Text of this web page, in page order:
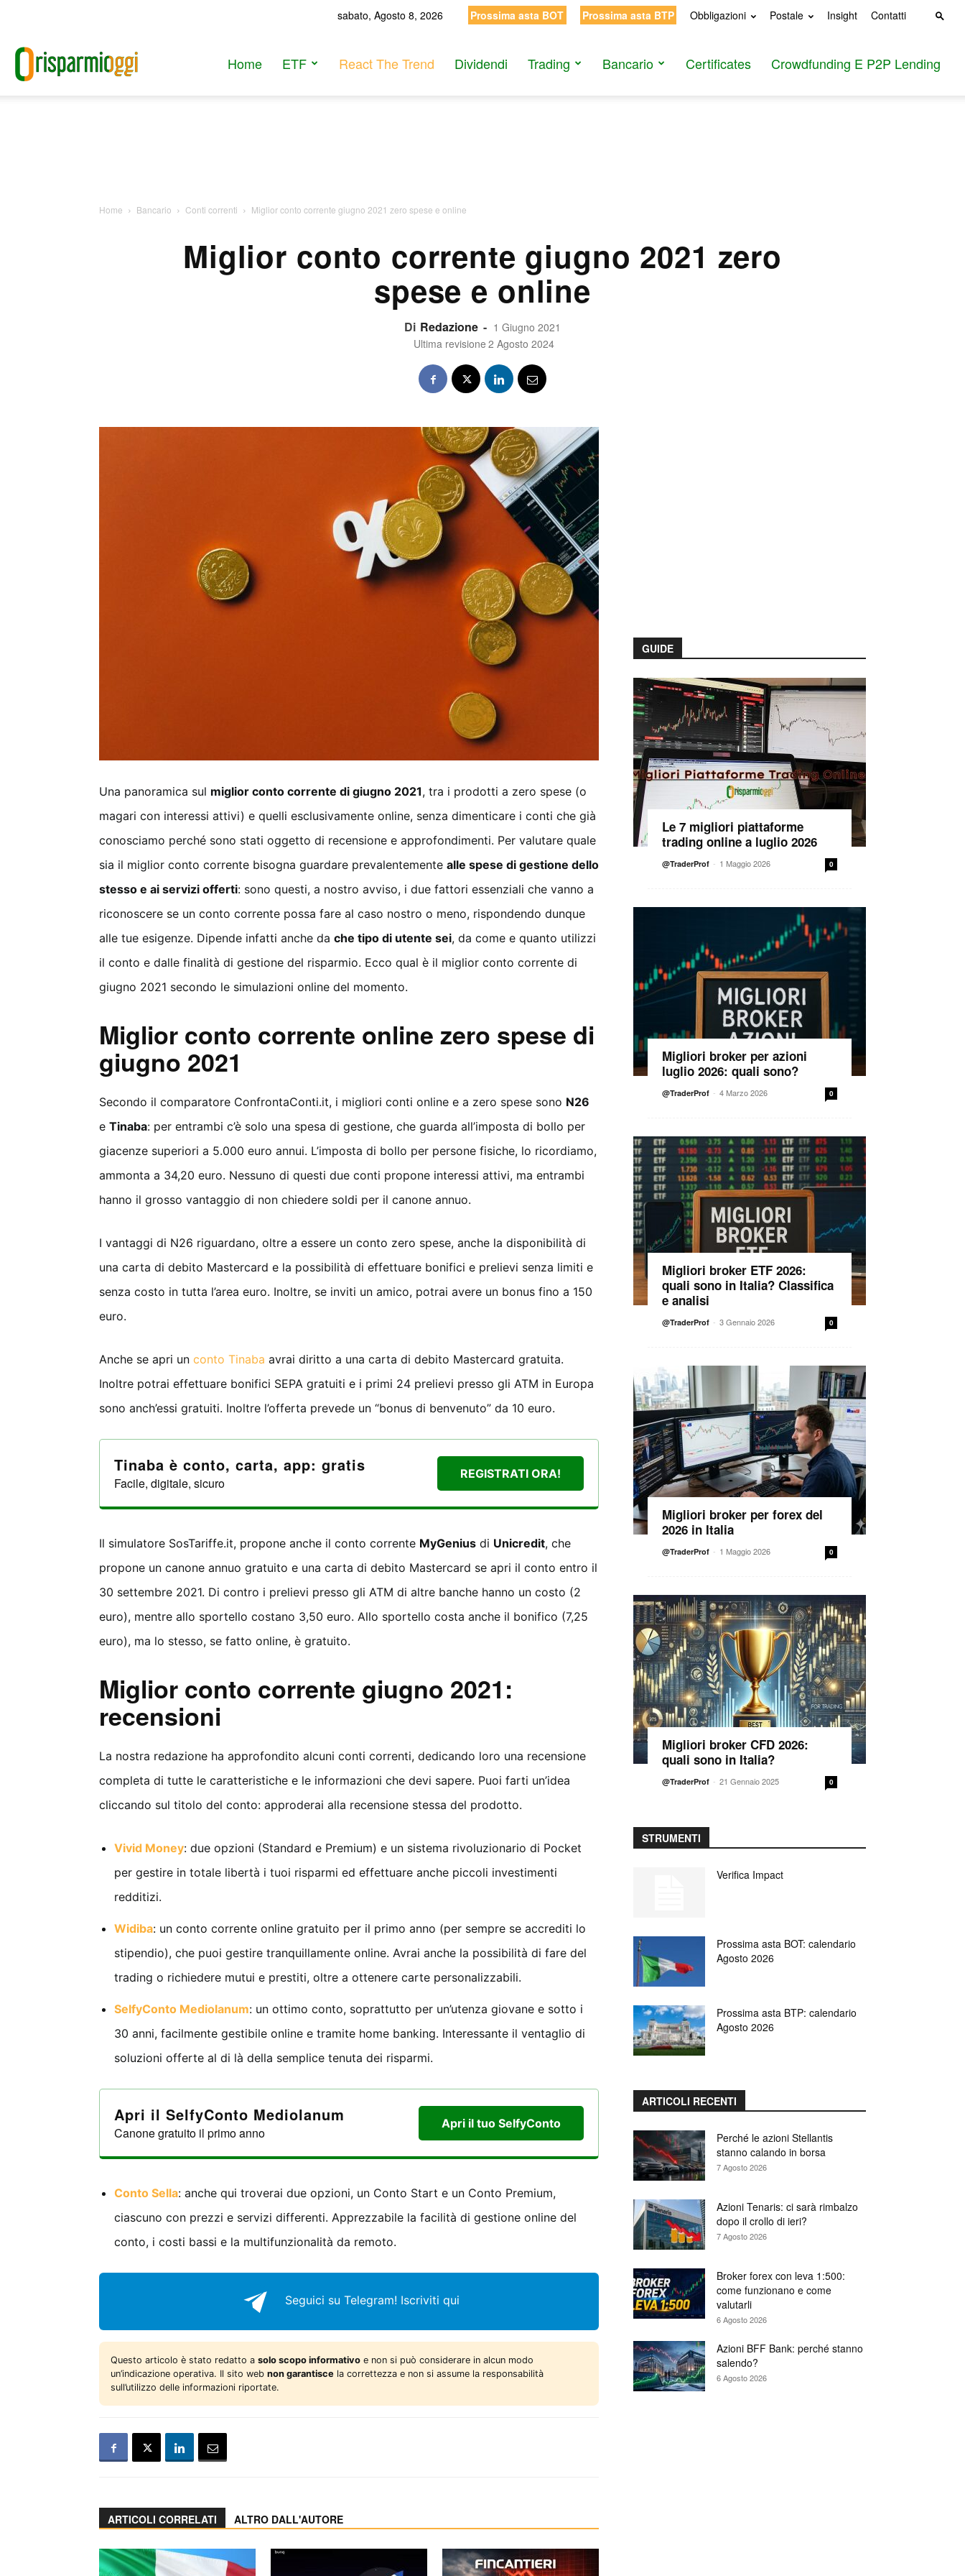
sabato, Agosto 8, 2026 Prossima asta BOT Prossima asta BTP Obbligazioni Postale Insight Contatti
Home ETF React The Trend Dividendi Trading Bancario Certificates Crowdfunding E P2P Lending
Home Bancario Conti correnti Miglior conto corrente giugno 2021 zero spese e online
Miglior conto corrente giugno 2021 zero
spese e online
Di Redazione - 1 Giugno 2021
Ultima revisione 2 Agosto 2024
Una panoramica sul miglior conto corrente di giugno 2021, tra i prodotti a zero spese (o
magari con interessi attivi) e quelli esclusivamente online, senza dimenticare i conti che già
conosciamo perché sono stati oggetto di recensione e approfondimenti. Per valutare quale
sia il miglior conto corrente bisogna guardare prevalentemente alle spese di gestione dello
stesso e ai servizi offerti: sono questi, a nostro avviso, i due fattori essenziali che vanno a
riconoscere se un conto corrente possa fare al caso nostro o meno, rispondendo dunque
alle tue esigenze. Dipende infatti anche da che tipo di utente sei, da come e quanto utilizzi
il conto e dalle finalità di gestione del risparmio. Ecco qual è il miglior conto corrente di
giugno 2021 secondo le simulazioni online del momento.
Miglior conto corrente online zero spese di
giugno 2021
Secondo il comparatore ConfrontaConti.it, i migliori conti online e a zero spese sono N26
e Tinaba: per entrambi c’è solo una spesa di gestione, che guarda all’imposta di bollo per
giacenze superiori a 5.000 euro annui. L’imposta di bollo per persone fisiche, lo ricordiamo,
ammonta a 34,20 euro. Nessuno di questi due conti propone interessi attivi, ma entrambi
hanno il grosso vantaggio di non chiedere soldi per il canone annuo.
I vantaggi di N26 riguardano, oltre a essere un conto zero spese, anche la disponibilità di
una carta di debito Mastercard e la possibilità di effettuare bonifici e prelievi senza limiti e
senza costo in tutta l’area euro. Inoltre, se inviti un amico, potrai avere un bonus fino a 150
euro.
Anche se apri un conto Tinaba avrai diritto a una carta di debito Mastercard gratuita.
Inoltre potrai effettuare bonifici SEPA gratuiti e i primi 24 prelievi presso gli ATM in Europa
sono anch’essi gratuiti. Inoltre l’offerta prevede un “bonus di benvenuto” da 10 euro.
Tinaba è conto, carta, app: gratis
Facile, digitale, sicuro
REGISTRATI ORA!
Il simulatore SosTariffe.it, propone anche il conto corrente MyGenius di Unicredit, che
propone un canone annuo gratuito e una carta di debito Mastercard se apri il conto entro il
30 settembre 2021. Di contro i prelievi presso gli ATM di altre banche hanno un costo (2
euro), mentre allo sportello costano 3,50 euro. Allo sportello costa anche il bonifico (7,25
euro), ma lo stesso, se fatto online, è gratuito.
Miglior conto corrente giugno 2021:
recensioni
La nostra redazione ha approfondito alcuni conti correnti, dedicando loro una recensione
completa di tutte le caratteristiche e le informazioni che devi sapere. Puoi farti un’idea
cliccando sul titolo del conto: approderai alla recensione stessa del prodotto.
Vivid Money: due opzioni (Standard e Premium) e un sistema rivoluzionario di Pocket
per gestire in totale libertà i tuoi risparmi ed effettuare anche piccoli investimenti
redditizi.
Widiba: un conto corrente online gratuito per il primo anno (per sempre se accrediti lo
stipendio), che puoi gestire tranquillamente online. Avrai anche la possibilità di fare del
trading o richiedere mutui e prestiti, oltre a ottenere carte personalizzabili.
SelfyConto Mediolanum: un ottimo conto, soprattutto per un’utenza giovane e sotto i
30 anni, facilmente gestibile online e tramite home banking. Interessante il ventaglio di
soluzioni offerte al di là della semplice tenuta dei risparmi.
Apri il SelfyConto Mediolanum
Canone gratuito il primo anno
Apri il tuo SelfyConto
Conto Sella: anche qui troverai due opzioni, un Conto Start e un Conto Premium,
ciascuno con prezzi e servizi differenti. Apprezzabile la facilità di gestione online del
conto, i costi bassi e la multifunzionalità da remoto.
Seguici su Telegram! Iscriviti qui
Questo articolo è stato redatto a solo scopo informativo e non si può considerare in alcun modo
un’indicazione operativa. Il sito web non garantisce la correttezza e non si assume la responsabilità
sull’utilizzo delle informazioni riportate.
ARTICOLI CORRELATI ALTRO DALL'AUTORE
GUIDE
Le 7 migliori piattaforme
trading online a luglio 2026
@TraderProf - 1 Maggio 2026 0
Migliori broker per azioni
luglio 2026: quali sono?
@TraderProf - 4 Marzo 2026 0
Migliori broker ETF 2026:
quali sono in Italia? Classifica
e analisi
@TraderProf - 3 Gennaio 2026 0
Migliori broker per forex del
2026 in Italia
@TraderProf - 1 Maggio 2026 0
Migliori broker CFD 2026:
quali sono in Italia?
@TraderProf - 21 Gennaio 2025 0
STRUMENTI
Verifica Impact
Prossima asta BOT: calendario
Agosto 2026
Prossima asta BTP: calendario
Agosto 2026
ARTICOLI RECENTI
Perché le azioni Stellantis
stanno calando in borsa
7 Agosto 2026
Azioni Tenaris: ci sarà rimbalzo
dopo il crollo di ieri?
7 Agosto 2026
Broker forex con leva 1:500:
come funzionano e come
valutarli
6 Agosto 2026
Azioni BFF Bank: perché stanno
salendo?
6 Agosto 2026